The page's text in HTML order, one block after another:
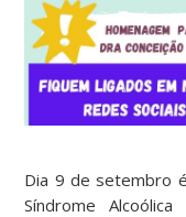
Dia 9 de setembro
Síndrome